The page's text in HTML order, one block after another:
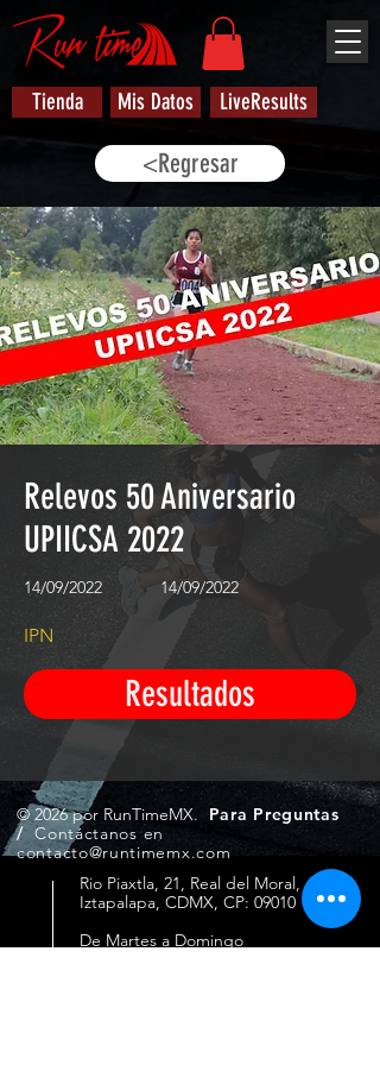
Tienda Mis Datos LiveResults
<Regresar
Relevos 50 Aniversario
UPIICSA 2022
14/09/2022 14/09/2022
IPN
Resultados
© 2026 por RunTimeMX.
Para Preguntas
/ Contáctanos en
contacto@runtimemx.com
Rio Piaxtla, 21, Real del Moral,
Iztapalapa, CDMX, CP: 09010
De Martes a Domingo